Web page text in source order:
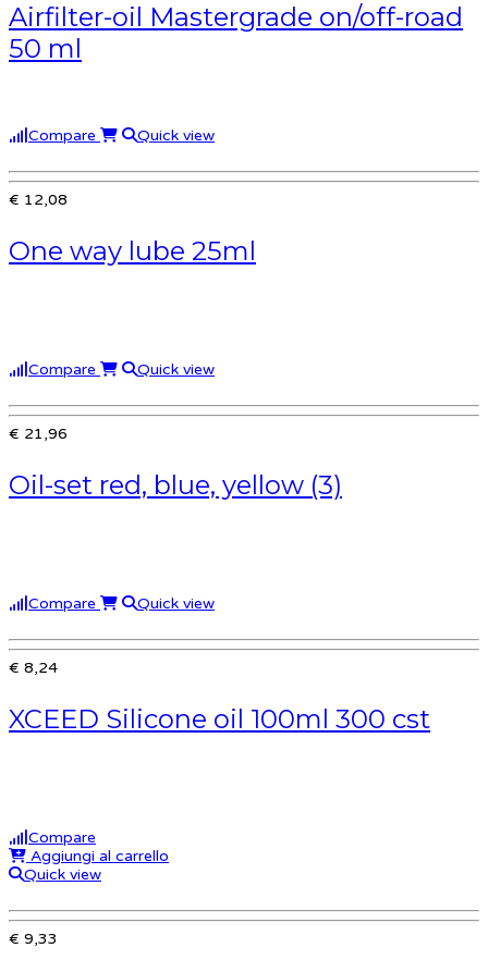
Airfilter-oil Mastergrade on/off-road
50 ml
Compare Quick view
€ 12,08
One way lube 25ml
Compare Quick view
€ 21,96
Oil-set red, blue, yellow (3)
Compare Quick view
€ 8,24
XCEED Silicone oil 100ml 300 cst
Compare
Aggiungi al carrello
Quick view
€ 9,33